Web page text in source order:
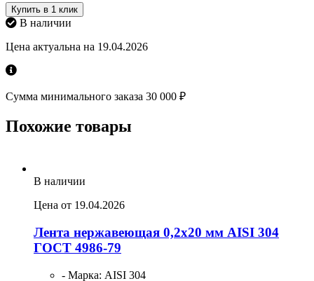
Купить в 1 клик
В наличии
Цена актуальна на 19.04.2026
Сумма минимального заказа 30 000 ₽
Похожие товары
В наличии
Цена от 19.04.2026
Лента нержавеющая 0,2х20 мм AISI 304
ГОСТ 4986-79
- Марка: AISI 304